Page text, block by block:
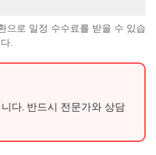
으로 일정 수수료를 받을 수 있습
.
다. 반드시 전문가와 상담